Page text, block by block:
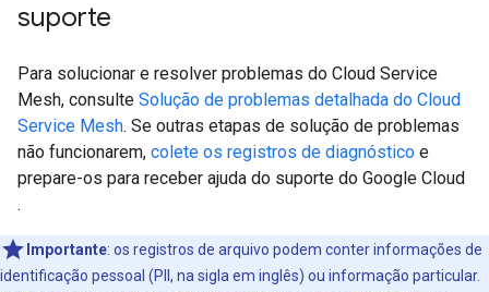
suporte
Para solucionar e resolver problemas do Cloud Service
Mesh, consulte Solução de problemas detalhada do Cloud
Service Mesh. Se outras etapas de solução de problemas
não funcionarem, colete os registros de diagnóstico e
prepare-os para receber ajuda do suporte do Google Cloud
.
Importante: os registros de arquivo podem conter informações de
identificação pessoal (PII, na sigla em inglês) ou informação particular.